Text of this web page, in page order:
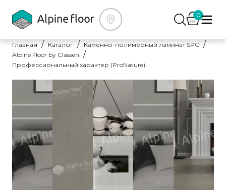
0
Главная Каталог
Каменно-полимерный ламинат SPC
Alpine Floor by Classen
Профессиональный характер (ProNature)